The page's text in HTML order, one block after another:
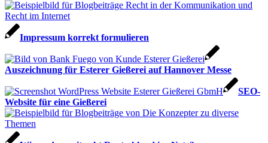
Impressum korrekt formulieren
Auszeichnung für Esterer Gießerei auf Hannover Messe
SEO-
Website für eine Gießerei